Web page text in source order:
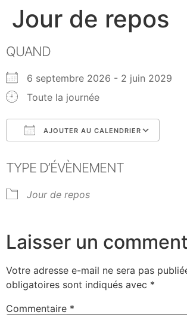
Jour de repos
QUAND
6 septembre 2026 - 2 juin 2029
Toute la journée
AJOUTER AU CALENDRIER
TYPE D’ÉVÈNEMENT
Jour de repos
Laisser un
Votre adresse e-mail ne sera pas
obligatoires sont indiqués avec *
Commentaire *